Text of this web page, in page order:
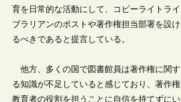
育を日常的な活動にして、コピーライトライ
ブラリアンのポストや著作権担当部署を設け
るべきであると提言している。
他方、多くの国で図書館員は著作権に関す
る知識が不足していると感じており、著作権
教育者の役割を担うことに自信を持てずにい